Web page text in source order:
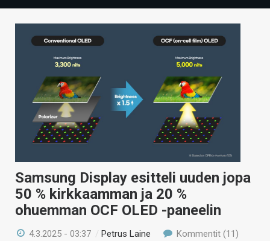
TECHBBS
TIETOA
KAUPPA
VAIHDA TEEMA
HAKU
Samsung Display esitteli uuden jopa
50 % kirkkaamman ja 20 %
ohuemman OCF OLED -paneelin
4.3.2025 - 03:37 / Petrus Laine Kommentit (11)